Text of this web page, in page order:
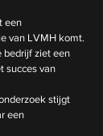
een
van LVMH komt.
bedrijf ziet een
succes van
stijgt
een